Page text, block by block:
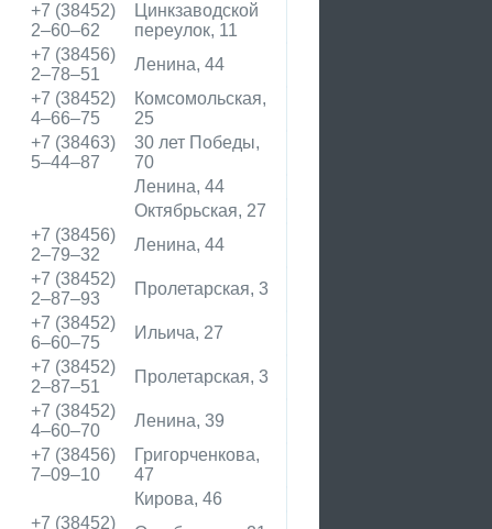
+7 (38452)
2‒60‒62
Цинкзаводской
переулок, 11
+7 (38456)
2‒78‒51
Ленина, 44
+7 (38452)
4‒66‒75
Комсомольская,
25
+7 (38463)
5‒44‒87
30 лет Победы,
70
Ленина, 44
Октябрьская, 27
+7 (38456)
2‒79‒32
Ленина, 44
+7 (38452)
2‒87‒93
Пролетарская, 3
+7 (38452)
6‒60‒75
Ильича, 27
+7 (38452)
2‒87‒51
Пролетарская, 3
+7 (38452)
4‒60‒70
Ленина, 39
+7 (38456)
7‒09‒10
Григорченкова,
47
Кирова, 46
+7 (38452)